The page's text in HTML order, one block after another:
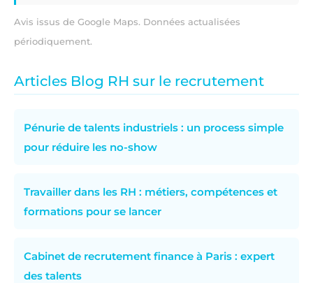
Avis issus de Google Maps. Données actualisées
périodiquement.
Articles Blog RH sur le recrutement
Pénurie de talents industriels : un process simple
pour réduire les no-show
Travailler dans les RH : métiers, compétences et
formations pour se lancer
Cabinet de recrutement finance à Paris : expert
des talents